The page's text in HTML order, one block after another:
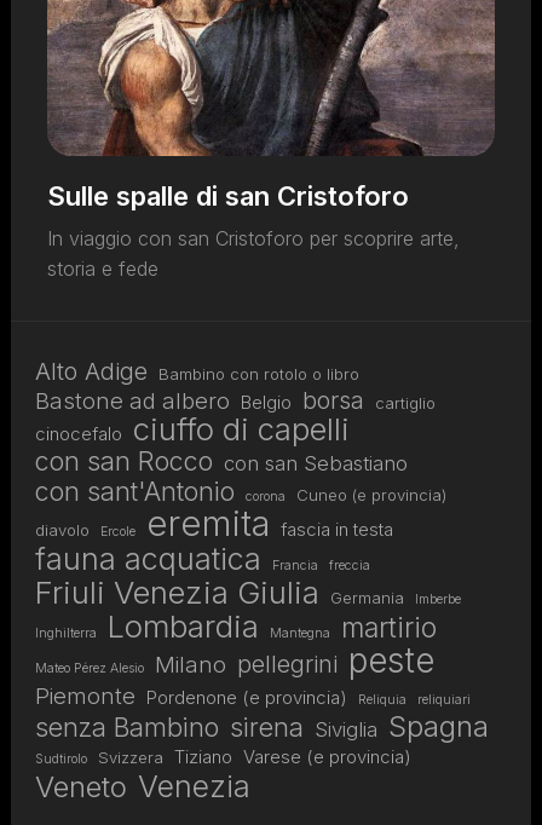
Sulle spalle di san Cristoforo
In viaggio con san Cristoforo per scoprire arte,
storia e fede
Alto Adige Bambino con rotolo o libro
Bastone ad albero Belgio borsa cartiglio
cinocefalo ciuffo di capelli
con san Rocco con san Sebastiano
con sant'Antonio corona
Cuneo (e provincia)
diavolo
Ercole eremita fascia in testa
fauna acquatica Francia freccia
Friuli Venezia Giulia Germania Imberbe
Inghilterra Lombardia Mantegna martirio
Mateo Pérez Alesio Milano pellegrini peste
Piemonte Pordenone (e provincia) Reliquia reliquiari
senza Bambino sirena Siviglia Spagna
Sudtirolo Svizzera Tiziano Varese (e provincia)
Veneto Venezia